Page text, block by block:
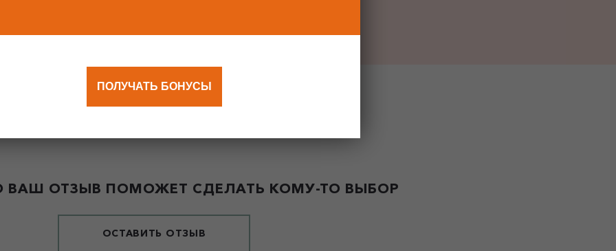
ОТЗЫВ ПОМОЖЕТ СДЕЛАТЬ КОМУ-ТО ВЫБОР
ОСТАВИТЬ ОТЗЫВ
ПОЛУЧАТЬ БОНУСЫ